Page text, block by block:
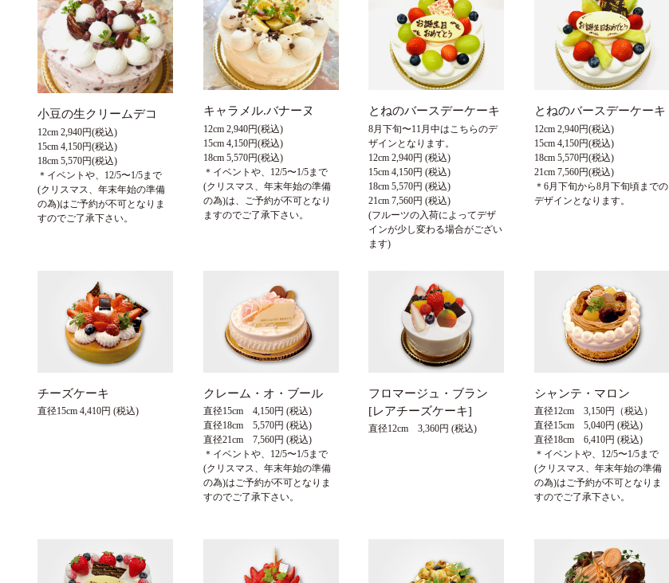
小豆の生クリームデコ
12cm 2,940円(税込)
15cm 4,150円(税込)
18cm 5,570円(税込)
＊イベントや、12/5〜1/5まで
(クリスマス、年末年始の準備
の為)はご予約が不可となりま
すのでご了承下さい。
キャラメル.バナーヌ
12cm 2,940円(税込)
15cm 4,150円(税込)
18cm 5,570円(税込)
＊イベントや、12/5〜1/5まで
(クリスマス、年末年始の準備
の為)は、ご予約が不可となり
ますのでご了承下さい。
とねのバースデーケーキ
8月下旬〜11月中はこちらのデ
ザインとなります。
12cm 2,940円 (税込)
15cm 4,150円 (税込)
18cm 5,570円 (税込)
21cm 7,560円 (税込)
(フルーツの入荷によってデザ
インが少し変わる場合がござい
ます)
とねのバースデーケーキ
12cm 2,940円(税込)
15cm 4,150円(税込)
18cm 5,570円(税込)
21cm 7,560円(税込)
＊6月下旬から8月下旬頃までの
デザインとなります。
チーズケーキ
直径15cm 4,410円 (税込)
クレーム・オ・ブール
直径15cm 4,150円 (税込)
直径18cm 5,570円 (税込)
直径21cm 7,560円 (税込)
＊イベントや、12/5〜1/5まで
(クリスマス、年末年始の準備
の為)はご予約が不可となりま
すのでご了承下さい。
フロマージュ・ブラン
[レアチーズケーキ]
直径12cm 3,360円 (税込)
シャンテ・マロン
直径12cm 3,150円（税込）
直径15cm 5,040円 (税込)
直径18cm 6,410円 (税込)
＊イベントや、12/5〜1/5まで
(クリスマス、年末年始の準備
の為)はご予約が不可となりま
すのでご了承下さい。